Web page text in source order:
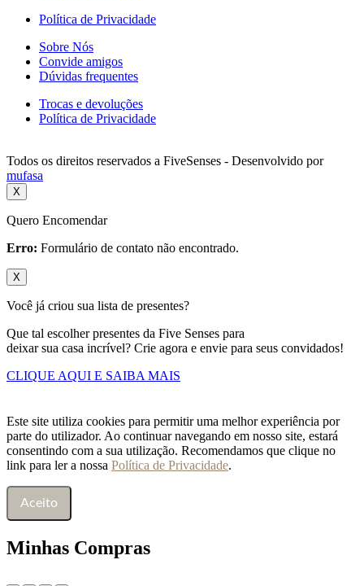
Política de Privacidade
Sobre Nós
Convide amigos
Dúvidas frequentes
Trocas e devoluções
Política de Privacidade
Todos os direitos reservados a FiveSenses - Desenvolvido por
mufasa
X
Quero Encomendar
Erro: Formulário de contato não encontrado.
X
Você já criou sua lista de presentes?
Que tal escolher presentes da Five Senses para
deixar sua casa incrível? Crie agora e envie para seus convidados!
CLIQUE AQUI E SAIBA MAIS
Este site utiliza cookies para permitir uma melhor experiência por
parte do utilizador. Ao continuar navegando em nosso site, estará
consentindo com a sua utilização. Recomendamos que clique no
link para ler a nossa Política de Privacidade.
Aceito
Minhas Compras